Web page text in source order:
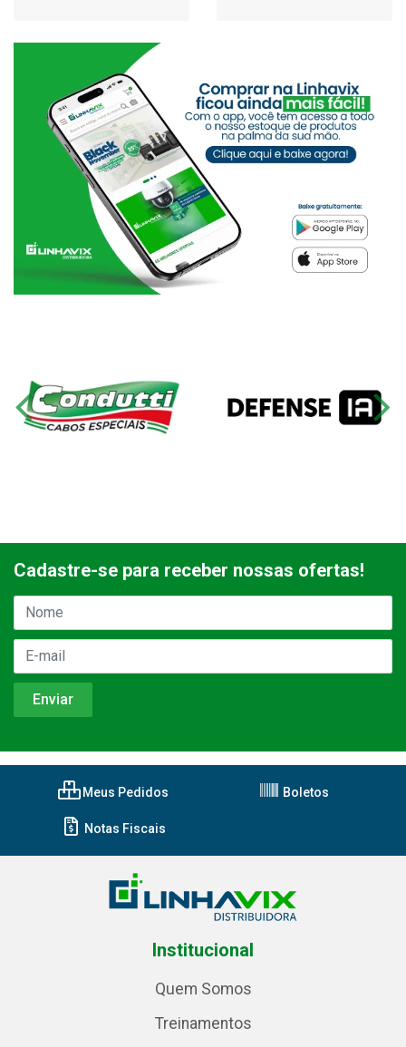
Cadastre-se para receber nossas ofertas!
Meus Pedidos Boletos
Notas Fiscais
Institucional
Quem Somos
Treinamentos